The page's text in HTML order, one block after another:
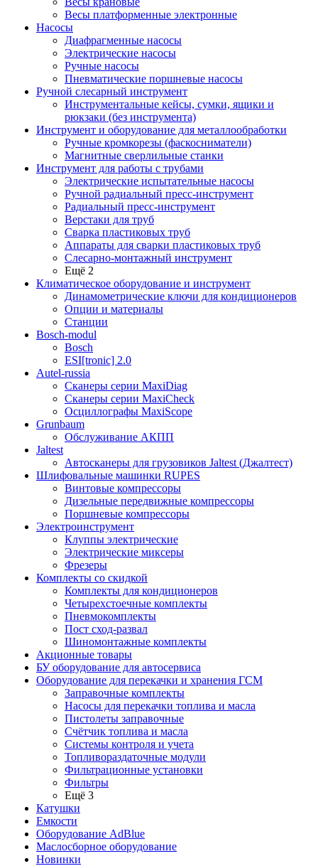
Весы платформенные электронные
Насосы
Диафрагменные насосы
Электрические насосы
Ручные насосы
Пневматические поршневые насосы
Ручной слесарный инструмент
Инструментальные кейсы, сумки, ящики и
рюкзаки (без инструмента)
Инструмент и оборудование для металлообработки
Ручные кромкорезы (фаскосниматели)
Магнитные сверлильные станки
Инструмент для работы с трубами
Электрические испытательные насосы
Ручной радиальный пресс-инструмент
Радиальный пресс-инструмент
Верстаки для труб
Сварка пластиковых труб
Аппараты для сварки пластиковых труб
Слесарно-монтажный инструмент
Ещё 2
Климатическое оборудование и инструмент
Динамометрические ключи для кондиционеров
Опции и материалы
Станции
Bosch-modul
Bosch
ESI[tronic] 2.0
Autel-russia
Сканеры серии MaxiDiag
Сканеры серии MaxiCheck
Осциллографы MaxiScope
Grunbaum
Обслуживание АКПП
Jaltest
Автосканеры для грузовиков Jaltest (Джалтест)
Шлифовальные машинки RUPES
Винтовые компрессоры
Дизельные передвижные компрессоры
Поршневые компрессоры
Электроинструмент
Клуппы электрические
Электрические миксеры
Фрезеры
Комплекты со скидкой
Комплекты для кондиционеров
Четырехстоечные комплекты
Пневмокомплекты
Пост сход-развал
Шиномонтажные комплекты
Акционные товары
БУ оборудование для автосервиса
Оборудование для перекачки и хранения ГСМ
Заправочные комплекты
Насосы для перекачки топлива и масла
Пистолеты заправочные
Счётчик топлива и масла
Системы контроля и учета
Топливораздаточные модули
Фильтрационные установки
Фильтры
Ещё 3
Катушки
Емкости
Оборудование AdBlue
Маслосборное оборудование
Новинки